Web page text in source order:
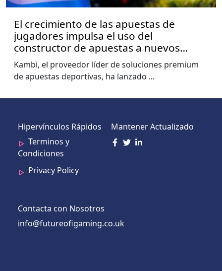
El crecimiento de las apuestas de
jugadores impulsa el uso del
constructor de apuestas a nuevos
niveles, muestra el informe de la Copa
del Mundo de Kambi
Kambi, el proveedor líder de soluciones premium
de apuestas deportivas, ha lanzado ...
Hipervínculos Rápidos
Terminos y
Condiciones
Privacy Policy
Mantener Actualizado
Contacta con Nosotros
info@futureofigaming.co.uk